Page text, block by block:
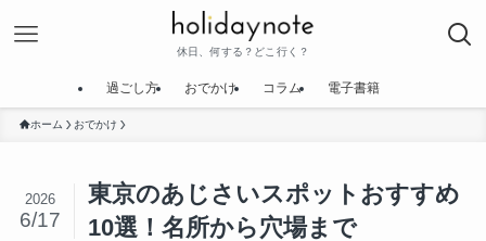
休日、何する？どこ行く？
過ごし方 おでかけ コラム 電子書籍
ホーム おでかけ
東京のあじさいスポットおすすめ
10選！名所から穴場まで
2026
6/17